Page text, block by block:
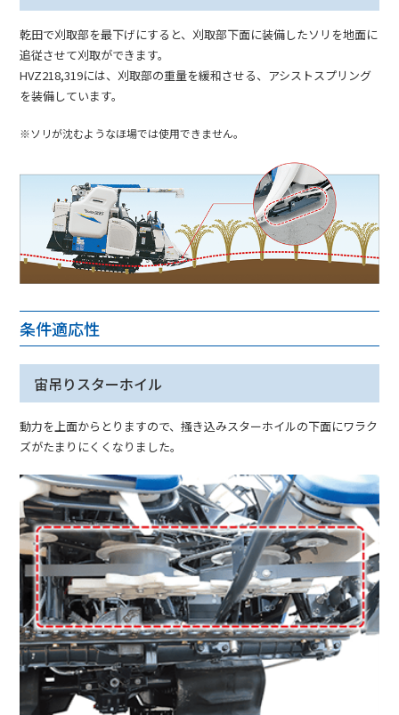
乾田で刈取部を最下げにすると、刈取部下面に装備したソリを地面に
追従させて刈取ができます。
HVZ218,319には、刈取部の重量を緩和させる、アシストスプリング
を装備しています。
※ソリが沈むようなほ場では使用できません。
条件適応性
宙吊りスターホイル
動力を上面からとりますので、掻き込みスターホイルの下面にワラク
ズがたまりにくくなりました。